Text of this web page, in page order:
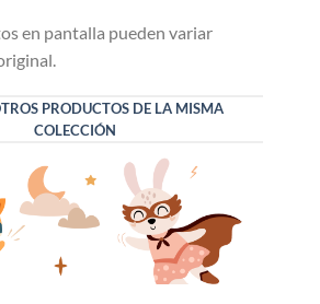
en pantalla pueden variar
PRODUCTOS DE LA MISMA
COLECCIÓN